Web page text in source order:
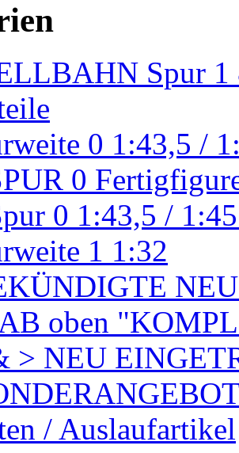
Spur 1
0 1:43,5 /
0
0 1:43,5 /
1 1:32
oben
> NEU
/ Auslaufartikel